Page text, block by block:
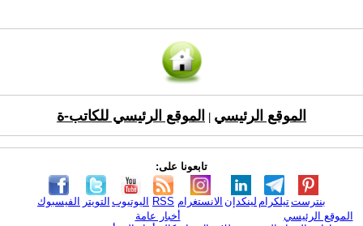
الموقع الرئيسي الموقع الرئيسي للكاتب-ة
تابعونا على:
الفيسبوك التويتر اليوتيوب RSS الانستغرام لينكدإن تيلكرامبنترست
الموقع الرئيسي
أخبار عامة